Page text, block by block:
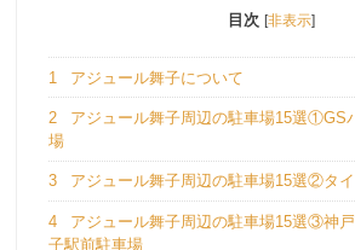
目次 [非表示]
1 アジュール舞子について
2
アジュール舞子周辺の駐車場15選①GS
場
3 アジュール舞子周辺の駐車場15選②タ
4
アジュール舞子周辺の駐車場15選③神
子駅前駐車場